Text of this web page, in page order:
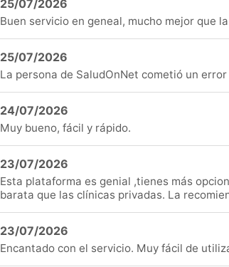
25/07/2026
Buen servicio en geneal, mucho mejor que
25/07/2026
La persona de SaludOnNet cometió un
24/07/2026
Muy bueno, fácil y rápido.
23/07/2026
Esta plataforma es genial ,tienes más
barata que las clínicas privadas. La
23/07/2026
Encantado con el servicio. Muy fácil de